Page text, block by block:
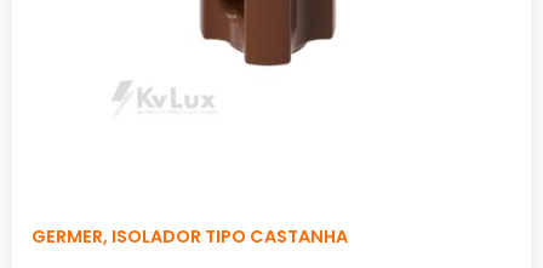
GERMER, ISOLADOR TIPO CASTANHA